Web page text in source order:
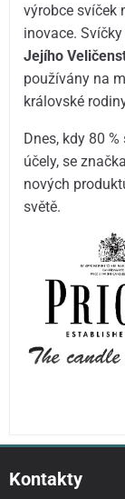
výrobce svíček
inovace.
Jejího
používány na
královské
Dnes, kdy 80
účely, se
nových
světě.
Kontakty